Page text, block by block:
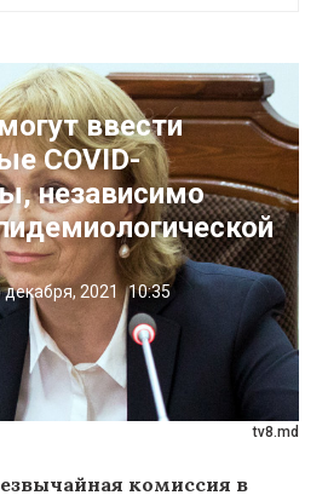
tv8.md
ввести
COVID-
независимо
декабря, 2021 10:35
комиссия в